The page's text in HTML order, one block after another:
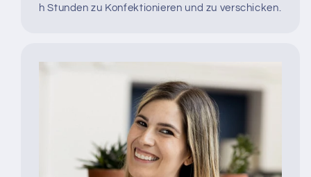
h Stunden zu Konfektionieren und zu verschicken.